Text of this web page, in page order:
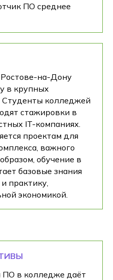
ПО среднее
на-Дону
в крупных
Студенты колледжей
стажировки в
IT-компаниях.
проектам для
важного
обучение в
базовые знания
практику,
экономикой.
ПО в колледже даёт